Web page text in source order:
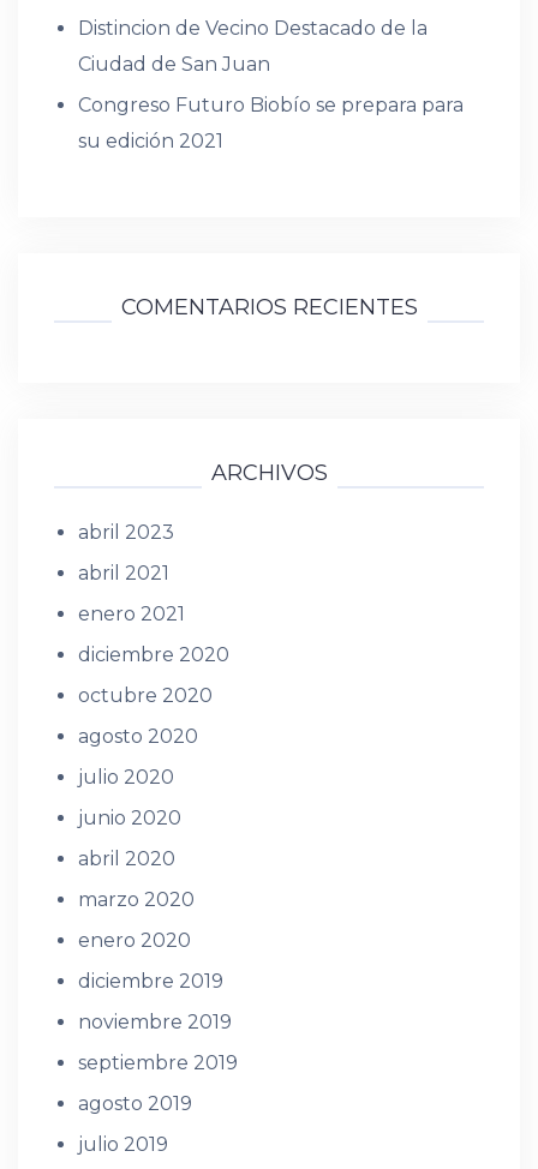
Distincion de Vecino Destacado de la
Ciudad de San Juan
Congreso Futuro Biobío se prepara para
su edición 2021
COMENTARIOS RECIENTES
ARCHIVOS
abril 2023
abril 2021
enero 2021
diciembre 2020
octubre 2020
agosto 2020
julio 2020
junio 2020
abril 2020
marzo 2020
enero 2020
diciembre 2019
noviembre 2019
septiembre 2019
agosto 2019
julio 2019